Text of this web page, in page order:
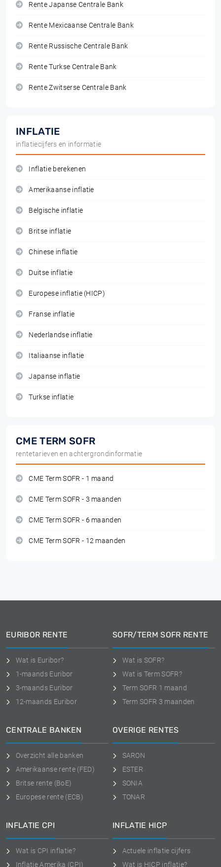
Rente Japanse Centrale Bank
Rente Mexicaanse Centrale Bank
Rente Russische Centrale Bank
Rente Turkse Centrale Bank
Rente Zwitserse Centrale Bank
INFLATIE
inflatiecijfers en informatie
Inflatie berekenen
Amerikaanse inflatie
Belgische inflatie
Britse inflatie
Chinese inflatie
Duitse inflatie
Europese inflatie (HICP)
Franse inflatie
Nederlandse inflatie
Italiaanse inflatie
Japanse inflatie
Turkse inflatie
CME TERM SOFR
rentetarieven en achtergrondinformatie
CME Term SOFR - 1 maand
CME Term SOFR - 3 maanden
CME Term SOFR - 6 maanden
CME Term SOFR - 12 maanden
EURIBOR RENTE
Wat is Euribor?
1-maands Euribor
3-maands Euribor
12-maands Euribor
SOFR/TERM SOFR RENTE
Wat is SOFR?
Wat is Term SOFR?
Term SOFR 1 maand
Term SOFR 3 maanden
CENTRALE BANKEN
Overzicht alle banken
Amerikaanse rente (FED)
Britse rente (BoE)
Europese rente (ECB)
OVERIGE RENTES
SARON
ESTER
SONIA
TONAR
INFLATIE CPI
Wat is CPI inflatie?
Inflatie Amerika (CPI)
INFLATIE HICP
Actuele inflatie cijfers
Wat is HICP inflatie?